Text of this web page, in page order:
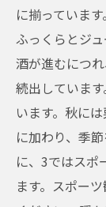
に揃っていま
ふっくらとジ
酒が進むにつ
続出していま
います。秋に
に加わり、季
に、3ではスポ
ます。スポー